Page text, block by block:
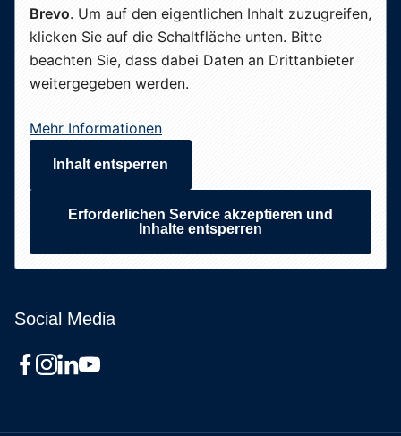
Brevo. Um auf den eigentlichen Inhalt zuzugreifen,
klicken Sie auf die Schaltfläche unten. Bitte
beachten Sie, dass dabei Daten an Drittanbieter
weitergegeben werden.
Mehr Informationen
Inhalt entsperren
Erforderlichen Service akzeptieren und
Inhalte entsperren
Social Media